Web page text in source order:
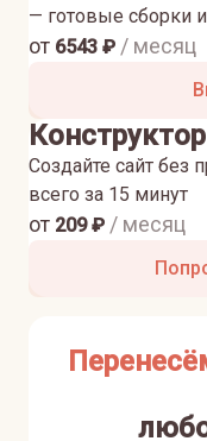
— готовые сборки
от 6543 ₽ / месяц
Создайте сайт без
всего за 15 минут
от 209₽ / месяц